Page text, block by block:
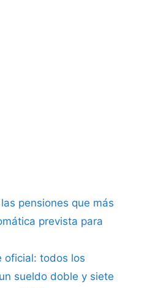
pensiones que más
prevista para
oficial: todos los
sueldo doble y siete